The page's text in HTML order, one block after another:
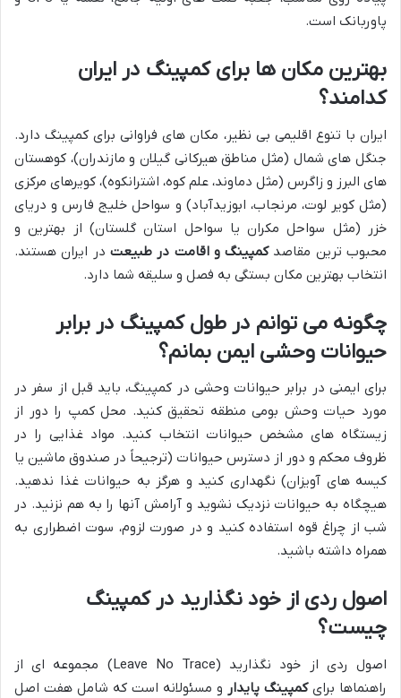
پاوربانک است.
بهترین مکان ها برای کمپینگ در ایران
کدامند؟
ایران با تنوع اقلیمی بی نظیر، مکان های فراوانی برای کمپینگ دارد.
جنگل های شمال (مثل مناطق هیرکانی گیلان و مازندران)، کوهستان
های البرز و زاگرس (مثل دماوند، علم کوه، اشترانکوه)، کویرهای مرکزی
(مثل کویر لوت، مرنجاب، ابوزیدآباد) و سواحل خلیج فارس و دریای
خزر (مثل سواحل مکران یا سواحل استان گلستان) از بهترین و
محبوب ترین مقاصدکمپینگ و اقامت در طبیعت در ایران هستند.
انتخاب بهترین مکان بستگی به فصل و سلیقه شما دارد.
چگونه می توانم در طول کمپینگ در برابر
حیوانات وحشی ایمن بمانم؟
برای ایمنی در برابر حیوانات وحشی در کمپینگ، باید قبل از سفر در
مورد حیات وحش بومی منطقه تحقیق کنید. محل کمپ را دور از
زیستگاه های مشخص حیوانات انتخاب کنید. مواد غذایی را در
ظروف محکم و دور از دسترس حیوانات (ترجیحاً در صندوق ماشین یا
کیسه های آویزان) نگهداری کنید و هرگز به حیوانات غذا ندهید.
هیچگاه به حیوانات نزدیک نشوید و آرامش آنها را به هم نزنید. در
شب از چراغ قوه استفاده کنید و در صورت لزوم، سوت اضطراری به
همراه داشته باشید.
اصول ردی از خود نگذارید در کمپینگ
چیست؟
اصول ردی از خود نگذارید (Leave No Trace) مجموعه ای از
راهنماها برایکمپینگ پایدار و مسئولانه است که شامل هفت اصل